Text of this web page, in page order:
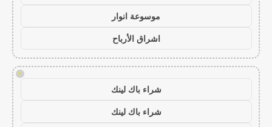
موسوعة انوار
اشراق الأرباح
!
شراء باك لينك
شراء باك لينك